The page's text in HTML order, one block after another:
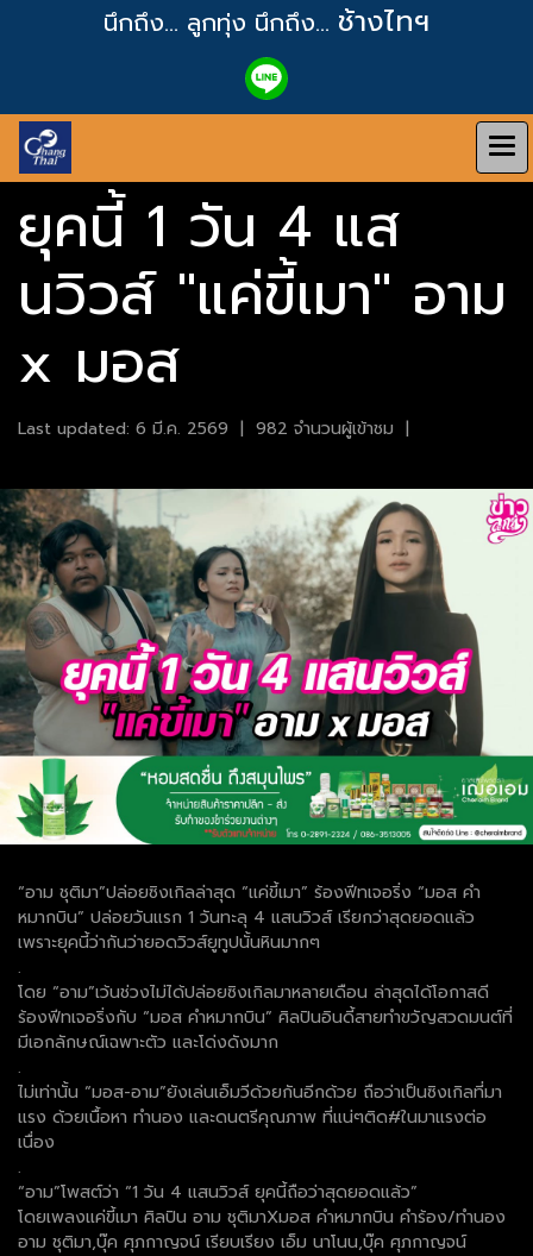
นึกถึง... ลูกทุ่ง นึกถึง... ช้างไทฯ
ยุคนี้ 1 วัน 4 แส
นวิวส์ "แค่ขี้เมา" อาม
x มอส
Last updated: 6 มี.ค. 2569 | 982 จำนวนผู้เข้าชม |
“อาม ชุติมา”ปล่อยซิงเกิลล่าสุด “แค่ขี้เมา” ร้องฟีทเจอริ่ง “มอส คำ
หมากบิน” ปล่อยวันแรก 1 วันทะลุ 4 แสนวิวส์ เรียกว่าสุดยอดแล้ว
เพราะยุคนี้ว่ากันว่ายอดวิวส์ยูทูปนั้นหินมากๆ
.
โดย “อาม”เว้นช่วงไม่ได้ปล่อยซิงเกิลมาหลายเดือน ล่าสุดได้โอกาสดี
ร้องฟีทเจอริ่งกับ “มอส คำหมากบิน” ศิลปินอินดี้สายทำขวัญสวดมนต์ที่
มีเอกลักษณ์เฉพาะตัว และโด่งดังมาก
.
ไม่เท่านั้น “มอส-อาม”ยังเล่นเอ็มวีด้วยกันอีกด้วย ถือว่าเป็นซิงเกิลที่มา
แรง ด้วยเนื้อหา ทำนอง และดนตรีคุณภาพ ที่แน่ๆติด#ในมาแรงต่อ
เนื่อง
.
“อาม”โพสต์ว่า “1 วัน 4 แสนวิวส์ ยุคนี้ถือว่าสุดยอดแล้ว”
โดยเพลงแค่ขี้เมา ศิลปิน อาม ชุติมาXมอส คำหมากบิน คำร้อง/ทำนอง
อาม ชุติมา,บุ๊ค ศุภกาญจน์ เรียบเรียง เอ็ม นาโนน,บุ๊ค ศุภกาญจน์